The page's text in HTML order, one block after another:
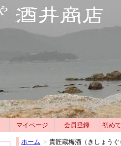
マイページ 会員登録 初め
ホーム > 貴匠蔵梅酒（きしょう